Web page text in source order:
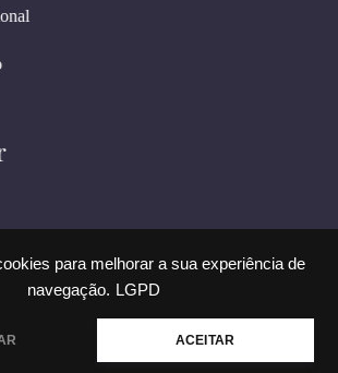
para melhorar a sua experiência de
navegação. LGPD
ACEITAR
All rights reserved.
de ajuda?